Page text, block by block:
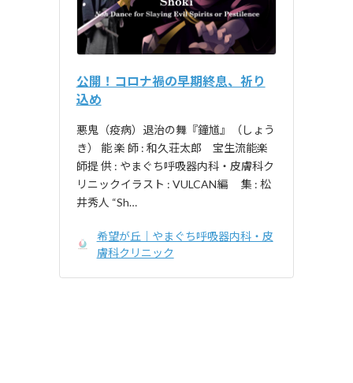
公開！コロナ禍の早期終息、祈り
込め
悪鬼（疫病）退治の舞『鐘馗』（しょう
き） 能 楽 師 : 和久荘太郎 宝生流能楽
師提 供 : やまぐち呼吸器内科・皮膚科ク
リニックイラスト : VULCAN編 集 : 松
井秀人 “Sh…
希望が丘｜やまぐち呼吸器内科・皮
膚科クリニック